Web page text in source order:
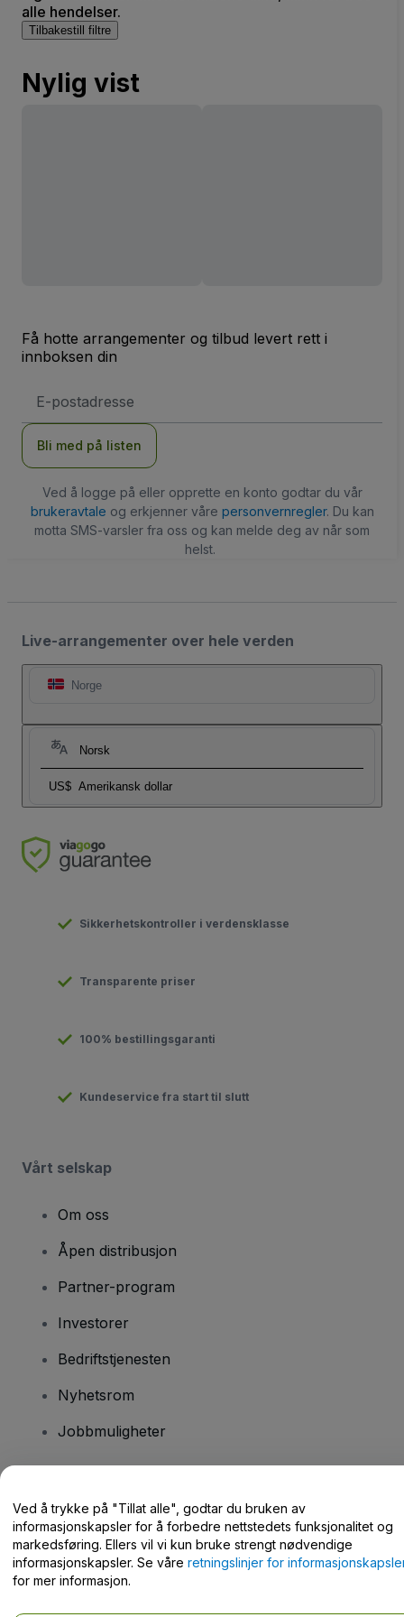
alle hendelser.
Tilbakestill filtre
Nylig vist
Få hotte arrangementer og tilbud levert rett i
innboksen din
postadresse
Bli med på listen
Ved å logge på eller opprette en konto godtar du vår
brukeravtale og erkjenner våre personvernregler. Du kan
motta SMS-varsler fra oss og kan melde deg av når som
helst.
Live-arrangementer over hele verden
Norge
Norsk
US$ Amerikansk dollar
Sikkerhetskontroller i verdensklasse
Transparente priser
100% bestillingsgaranti
Kundeservice fra start til slutt
Vårt selskap
Om oss
Åpen distribusjon
Partner-program
Investorer
Bedriftstjenesten
Nyhetsrom
Jobbmuligheter
Hjelpesenter / kontakt oss
Ved å trykke på "Tillat alle", godtar du bruken av
informasjonskapsler for å forbedre nettstedets funksjonalitet og
markedsføring. Ellers vil vi kun bruke strengt nødvendige
informasjonskapsler. Se våre retningslinjer for
for mer informasjon.